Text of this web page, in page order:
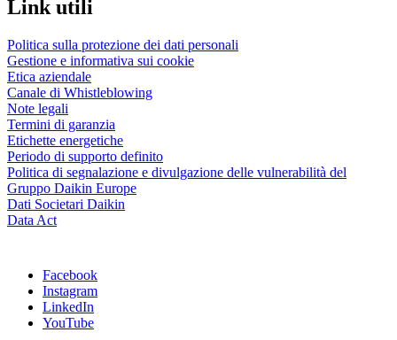
Link utili
Politica sulla protezione dei dati personali
Gestione e informativa sui cookie
Etica aziendale
Canale di Whistleblowing
Note legali
Termini di garanzia
Etichette energetiche
Periodo di supporto definito
Politica di segnalazione e divulgazione delle vulnerabilità del
Gruppo Daikin Europe
Dati Societari Daikin
Data Act
Facebook
Instagram
LinkedIn
YouTube